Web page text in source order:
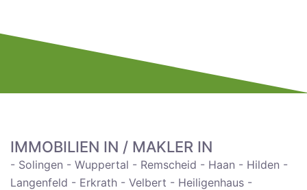
IMMOBILIEN IN / MAKLER IN
- Solingen - Wuppertal - Remscheid - Haan - Hilden -
Langenfeld - Erkrath - Velbert - Heiligenhaus -